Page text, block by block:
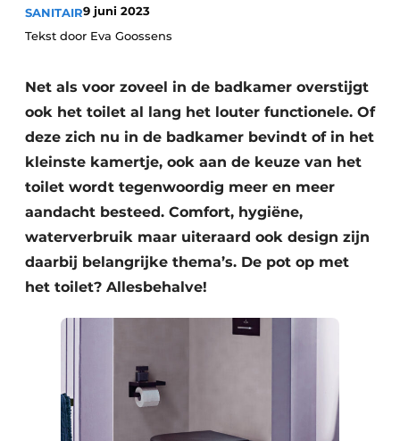
Privacy / Cookie statement
Vacature aanmelden
SANITAIR9 juni 2023
Tekst door Eva Goossens
Net als voor zoveel in de badkamer overstijgt
ook het toilet al lang het louter functionele. Of
deze zich nu in de badkamer bevindt of in het
kleinste kamertje, ook aan de keuze van het
toilet wordt tegenwoordig meer en meer
aandacht besteed. Comfort, hygiëne,
waterverbruik maar uiteraard ook design zijn
daarbij belangrijke thema’s. De pot op met
het toilet? Allesbehalve!